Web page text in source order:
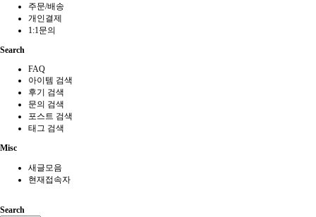
주문/배송
개인결제
1:1문의
Search
FAQ
아이템 검색
후기 검색
문의 검색
포스트 검색
태그 검색
Misc
새글모음
현재접속자
Search